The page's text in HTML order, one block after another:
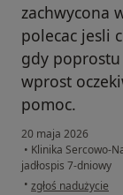
zachwycona
polecac jesli
gdy
wprost
pomoc.
20 maja 2026
• Klinika Sercowo-
jadłospis 7-dniowy
• w opinii
zgłoś nadużycie